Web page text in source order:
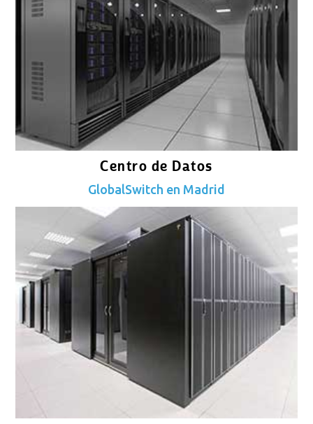
Centro de Datos
GlobalSwitch en Madrid